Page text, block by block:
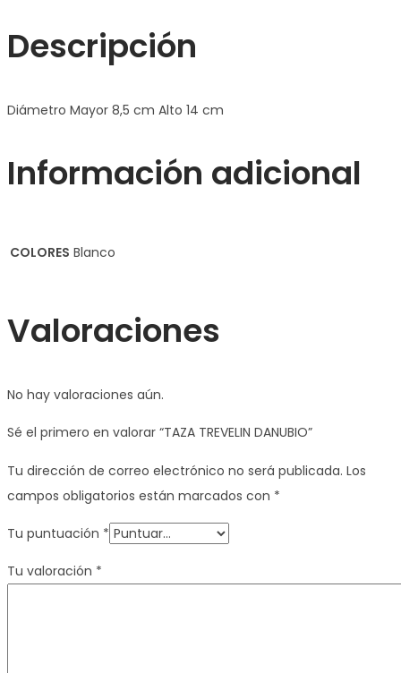
Descripción
Diámetro Mayor 8,5 cm Alto 14 cm
Información adicional
COLORES Blanco
Valoraciones
No hay valoraciones aún.
Sé el primero en valorar “TAZA TREVELIN DANUBIO”
Tu dirección de correo electrónico no será publicada. Los
campos obligatorios están marcados con *
Tu puntuación *
Tu valoración *